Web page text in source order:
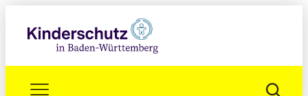
Inhalt
Aktionstage Kinder- und Jugendschutz 2026/27